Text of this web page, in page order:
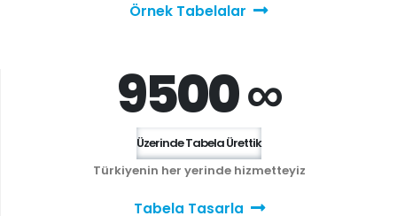
Örnek Tabelalar
9500 ∞
Üzerinde Tabela Ürettik
Türkiyenin her yerinde hizmetteyiz
Tabela Tasarla